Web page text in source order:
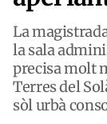
La
la sala
precisa molt
Terres del
sòl urbà